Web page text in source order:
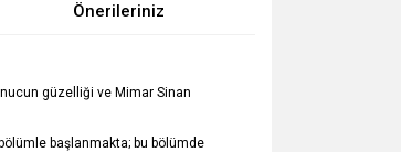
Önerileriniz
güzelliği ve Mimar Sinan
başlanmakta; bu bölümde